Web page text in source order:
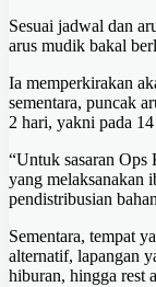
Sesuai jadwal dan
arus mudik bakal
Ia memperkirakan
sementara, puncak
2 hari, yakni pada
“Untuk sasaran Ops
yang melaksanakan
pendistribusian
Sementara, tempat
alternatif, lapangan
hiburan, hingga rest